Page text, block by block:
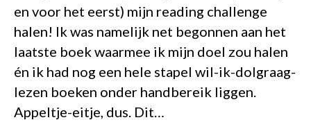
en voor het eerst) mijn reading challenge
halen! Ik was namelijk net begonnen aan het
laatste boek waarmee ik mijn doel zou halen
én ik had nog een hele stapel wil-ik-dolgraag-
lezen boeken onder handbereik liggen.
Appeltje-eitje, dus. Dit…